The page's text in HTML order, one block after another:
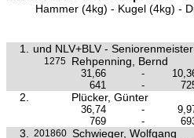
Hammer (4kg) - Kugel (4kg) -
1. und NLV+BLV - Seniorenmeister
1275 Rehpenning, Bernd
31,66 -
641
-
2. Plücker, Günter
36,74 -
769
-
3. 201860 Schwieger, Wolfgang